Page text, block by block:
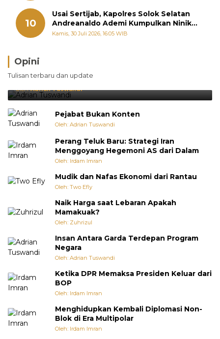
10
Usai Sertijab, Kapolres Solok Selatan
Andreanaldo Ademi Kumpulkan Ninik
Mamak Bahas Kamtibmas dan Judi
Kamis, 30 Juli 2026, 16:05 WIB
Opini
Tulisan terbaru dan update
Brasil Lebih Diunggulkan, tetapi Jepang Selalu
Punya Cara Membuat Kejutan
Oleh:Adrian Tuswandi
Pejabat Bukan Konten
Oleh: Adrian Tuswandi
Perang Teluk Baru: Strategi Iran
Menggoyang Hegemoni AS dari Dalam
Oleh: Irdam Imran
Mudik dan Nafas Ekonomi dari Rantau
Oleh: Two Efly
Naik Harga saat Lebaran Apakah
Mamakuak?
Oleh: Zuhrizul
Insan Antara Garda Terdepan Program
Negara
Oleh: Adrian Tuswandi
Ketika DPR Memaksa Presiden Keluar dari
BOP
Oleh: Irdam Imran
Menghidupkan Kembali Diplomasi Non-
Blok di Era Multipolar
Oleh: Irdam Imran